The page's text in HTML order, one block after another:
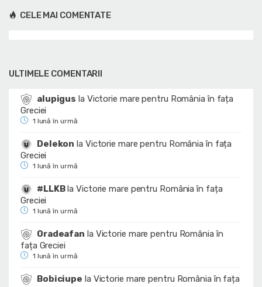
CELE MAI COMENTATE
ULTIMELE COMENTARII
alupigus la Victorie mare pentru România în fața
Greciei
1 lună în urmă
Delekon la Victorie mare pentru România în fața
Greciei
1 lună în urmă
#LLKBlaVictorie mare pentru România în fața
Greciei
1 lună în urmă
Oradeafan la Victorie mare pentru România în
fața Greciei
1 lună în urmă
Bobiciupe la Victorie mare pentru România în fața